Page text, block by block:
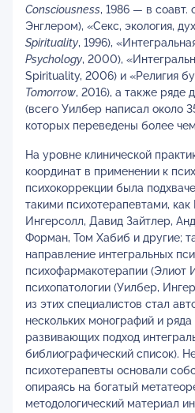
Consciousness, 1986 — в
Энглером), «Секс, экология,
Spirituality, 1996),
Psychology, 2000),
Spirituality, 2006) и «Религия
Tomorrow, 2016), а также ряде
(всего Уилбер написал около
которых переведены более
На уровне клинической
координат в применении к
психокоррекции была
такими психотерапевтами,
Ингерсолл, Давид Зайтлер,
Форман, Том Хабиб и другие;
направление интегральных
психофармакотерапии (Элиот
психопатологии (Уилбер,
из этих специалистов стал
нескольких монографий и ряда
развивающих подход
библиографический список).
психотерапевты основали
опираясь на богатый
методологический материал